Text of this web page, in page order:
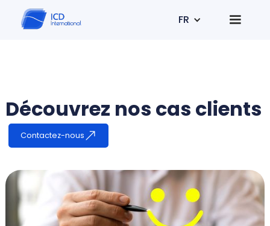
FR
Découvrez nos cas clients
Contactez-nous